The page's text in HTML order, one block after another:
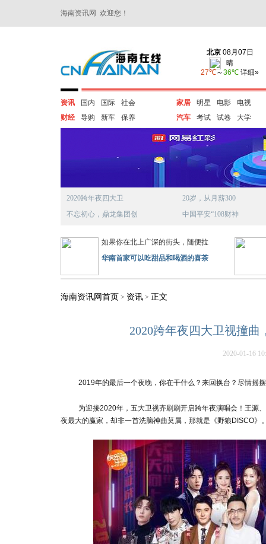
海南资讯网 欢迎您！
资讯 国内 国际
社会
财经
导购 新车 保养
家居 明星 电影
电视
汽车
考试 试卷 大学
2020跨年夜四大卫
不忘初心，鼎龙集团创
20岁，从月薪300
中国平安“108财神
如果你在北上广深的街头，随便拉
华南首家可以吃甜品和喝酒的喜茶
海南资讯网首页 > 资讯 > 正文
2020跨年夜四大卫视撞曲
2020-01-16
2019年的最后一个夜晚，你在干什么？来回换台？尽情摇
为迎接2020年，五大卫视齐刷刷开启跨年夜演唱会！王
夜最大的赢家，却非一首洗脑神曲莫属，那就是《野狼DISCO》